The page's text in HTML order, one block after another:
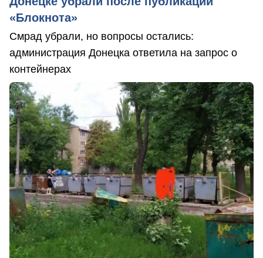
«Блокнота»
Смрад убрали, но вопросы остались:
администрация Донецка ответила на запрос о
контейнерах